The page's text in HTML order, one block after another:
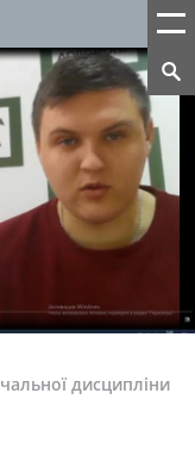
дисциплiни